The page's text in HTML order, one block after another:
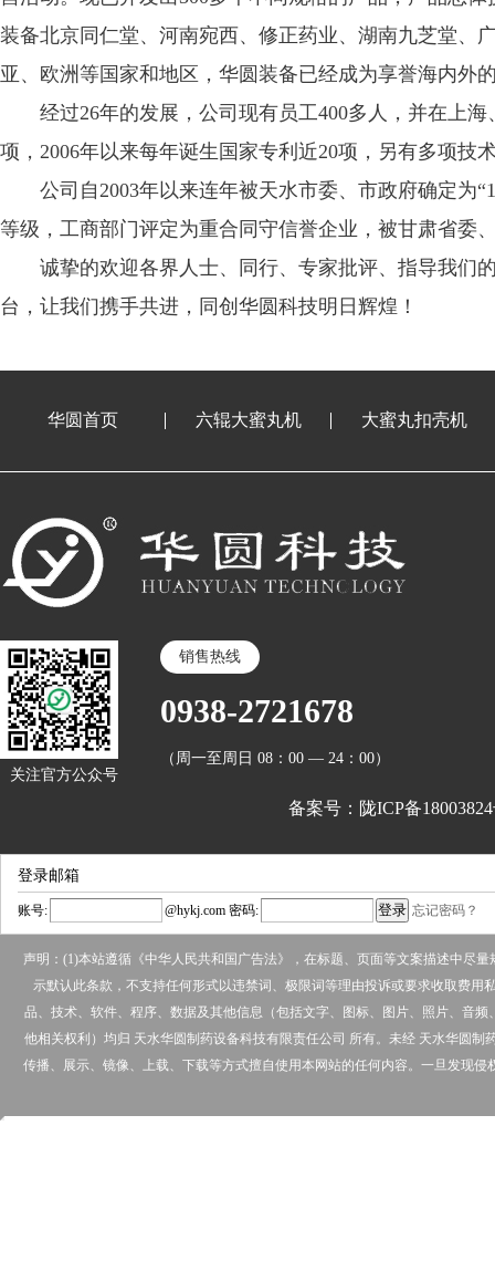
装备北京同仁堂、河南宛西、修正药业、湖南九芝堂、
亚、欧洲等国家和地区，华圆装备已经成为享誉海内外
经过26年的发展，公司现有员工400多人，并在上海
项，2006年以来每年诞生国家专利近20项，另有多项技
公司自2003年以来连年被天水市委、市政府确定为
等级，工商部门评定为重合同守信誉企业，被甘肃省委
诚挚的欢迎各界人士、同行、专家批评、指导我们的
台，让我们携手共进，同创华圆科技明日辉煌！
华圆首页 六辊大蜜丸机 大蜜丸扣壳机
关注官方公众号
销售热线
0938-2721678
（周一至周日 08：00 — 24：00）
备案号：陇ICP备
登录邮箱
账号: @hykj.com 密码: 忘记密码？
声明：(1)本站遵循《中华人民共和国广告法》，在标题、页面等文案描述中尽
示默认此条款，不支持任何形式以违禁词、极限词等理由投诉或要求收取费
品、技术、软件、程序、数据及其他信息（包括文字、图标、图片、照片、音
他相关权利）均归 天水华圆制药设备科技有限责任公司 所有。未经 天水华圆
传播、展示、镜像、上载、下载等方式擅自使用本网站的任何内容。一旦发现